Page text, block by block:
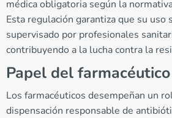
médica obligatoria según la
Esta regulación garantiza que su uso
supervisado por profesionales
contribuyendo a la lucha contra la
Papel del farmacéutico
Los farmacéuticos desempeñan un
dispensación responsable de